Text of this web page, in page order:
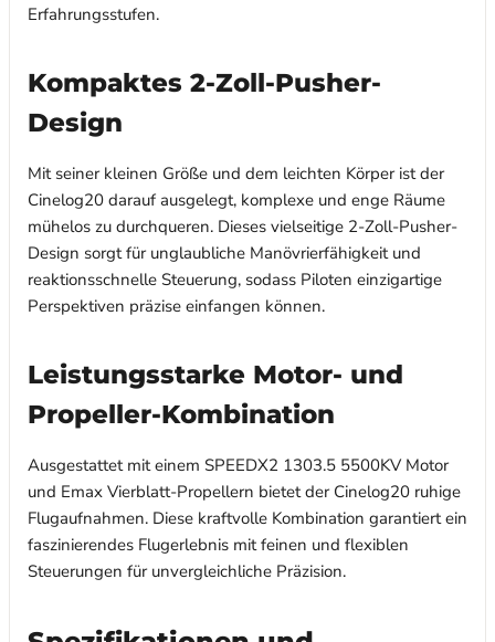
Erfahrungsstufen.
Kompaktes 2-Zoll-Pusher-
Design
Mit seiner kleinen Größe und dem leichten Körper ist der
Cinelog20 darauf ausgelegt, komplexe und enge Räume
mühelos zu durchqueren. Dieses vielseitige 2-Zoll-Pusher-
Design sorgt für unglaubliche Manövrierfähigkeit und
reaktionsschnelle Steuerung, sodass Piloten einzigartige
Perspektiven präzise einfangen können.
Leistungsstarke Motor- und
Propeller-Kombination
Ausgestattet mit einem SPEEDX2 1303.5 5500KV Motor
und Emax Vierblatt-Propellern bietet der Cinelog20 ruhige
Flugaufnahmen. Diese kraftvolle Kombination garantiert ein
faszinierendes Flugerlebnis mit feinen und flexiblen
Steuerungen für unvergleichliche Präzision.